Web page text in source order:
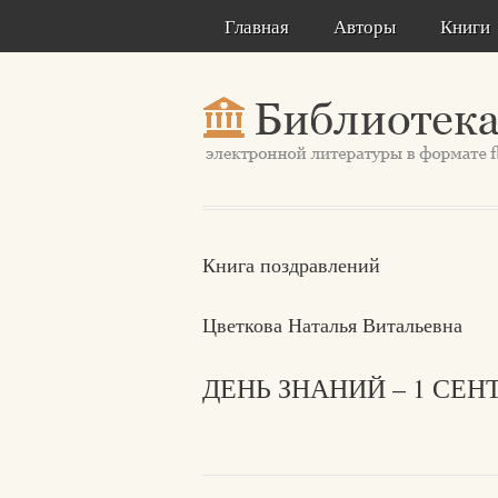
Главная Авторы Книги
Книга поздравлений
Цветкова Наталья Витальевна
ДЕНЬ ЗНАНИЙ – 1